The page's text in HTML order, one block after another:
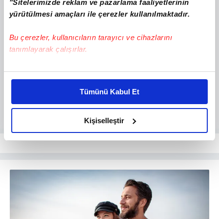
"Sitelerimizde reklam ve pazarlama faaliyetlerinin
yürütülmesi amaçları ile çerezler kullanılmaktadır.
Bu çerezler, kullanıcıların tarayıcı ve cihazlarını
tanımlayarak çalışırlar.
Bu çerezlere izin vermeniz halinde sizlere özel
daha iyi reklam deneyimi yaşatabiliriz. Bunu yaparken
amacımızın size daha iyi bir reklam deneyimi sunmak
olduğunu ve sizlere en iyi içerikleri sunabilmek adına
elimizden gelen çabayı gösterdiğimizi ve bu noktada,
reklamların maliyetlerimizi karşılamak noktasında tek gelir
Her halükârda, kullanıcılar, bu çerezlere izin vermedikleri
takdirde, kullanıcılara hedefli reklamlar
Tümünü Kabul Et
Kişiselleştir